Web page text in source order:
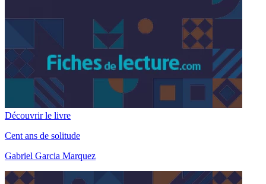
Découvrir le livre
Cent ans de solitude
Gabriel Garcia Marquez